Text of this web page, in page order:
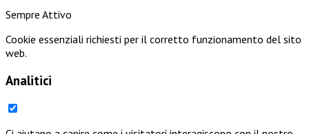
Sempre Attivo
Cookie essenziali richiesti per il corretto funzionamento del sito
web.
Analitici